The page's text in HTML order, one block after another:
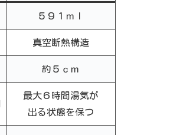
５９１ｍｌ
真空断熱構造
約５ｃｍ
最大６時間湯気が
出る状態を保つ